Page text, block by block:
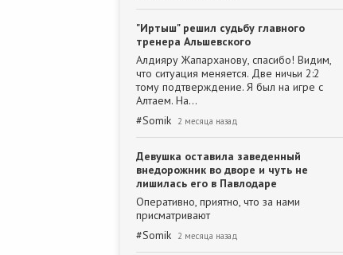
"Иртыш" решил судьбу главного
тренера Альшевского
Алдияру Жапарханову, спасибо! Видим,
что ситуация меняется. Две ничьи 2:2
тому подтверждение. Я был на игре с
Алтаем. На…
#Somik 2 месяца назад
Девушка оставила заведенный
внедорожник во дворе и чуть не
лишилась его в Павлодаре
Оперативно, приятно, что за нами
присматривают
#Somik 2 месяца назад